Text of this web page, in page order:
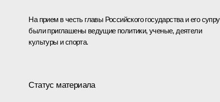
На прием в честь главы Российского государства и его
были приглашены ведущие политики, ученые, деятели
культуры и спорта.
Статус материала